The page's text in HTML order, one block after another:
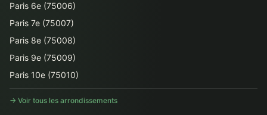
Paris 6e (75006)
Paris 7e (75007)
Paris 8e (75008)
Paris 9e (75009)
Paris 10e (75010)
→ Voir tous les arrondissements